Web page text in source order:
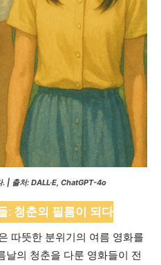
| 출처: DALL·E, ChatGPT-4o
: 청춘의 필름이 되다
따뜻한 분위기의 여름 영화를
날의 청춘을 다룬 영화들이 전